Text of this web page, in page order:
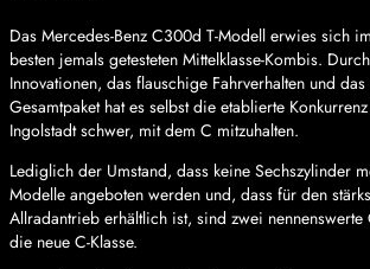
Das Mercedes-Benz C300d T-Modell erwies sich
besten jemals getesteten Mittelklasse-Kombis.
Innovationen, das flauschige Fahrverhalten und
Gesamtpaket hat es selbst die etablierte
Ingolstadt schwer, mit dem C mitzuhalten.
Lediglich der Umstand, dass keine Sechszylinder
Modelle angeboten werden und, dass für den
Allradantrieb erhältlich ist, sind zwei nennenswerte
die neue C-Klasse.